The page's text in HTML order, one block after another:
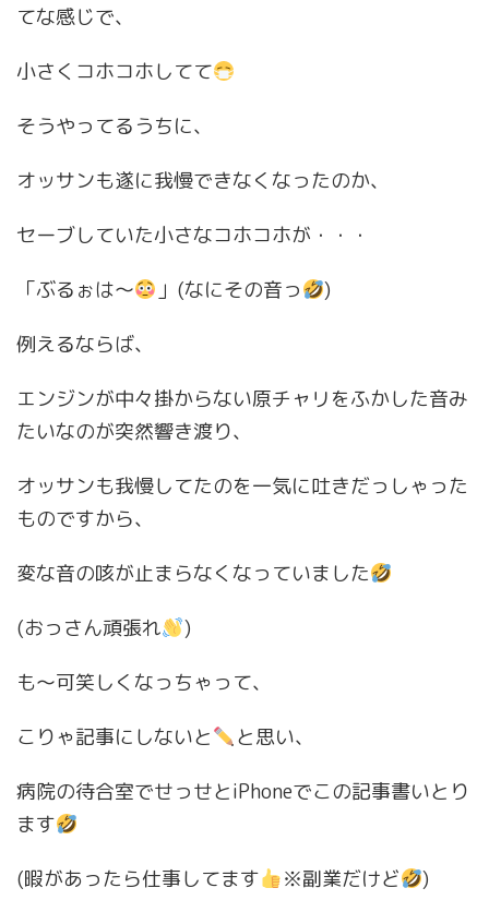
てな感じで、
小さくコホコホしてて
そうやってるうちに、
オッサンも遂に我慢できなくなったのか、
セーブしていた小さなコホコホが・・・
「ぶるぉは〜
」(なにその音っ
)
例えるならば、
エンジンが中々掛からない原チャリをふかした音み
たいなのが突然響き渡り、
オッサンも我慢してたのを一気に吐きだっしゃった
ものですから、
変な音の咳が止まらなくなっていました
(おっさん頑張れ
)
も〜可笑しくなっちゃって、
こりゃ記事にしないと
と思い、
病院の待合室でせっせとiPhoneでこの記事書いとり
ます
(暇があったら仕事してます
※副業だけど
)